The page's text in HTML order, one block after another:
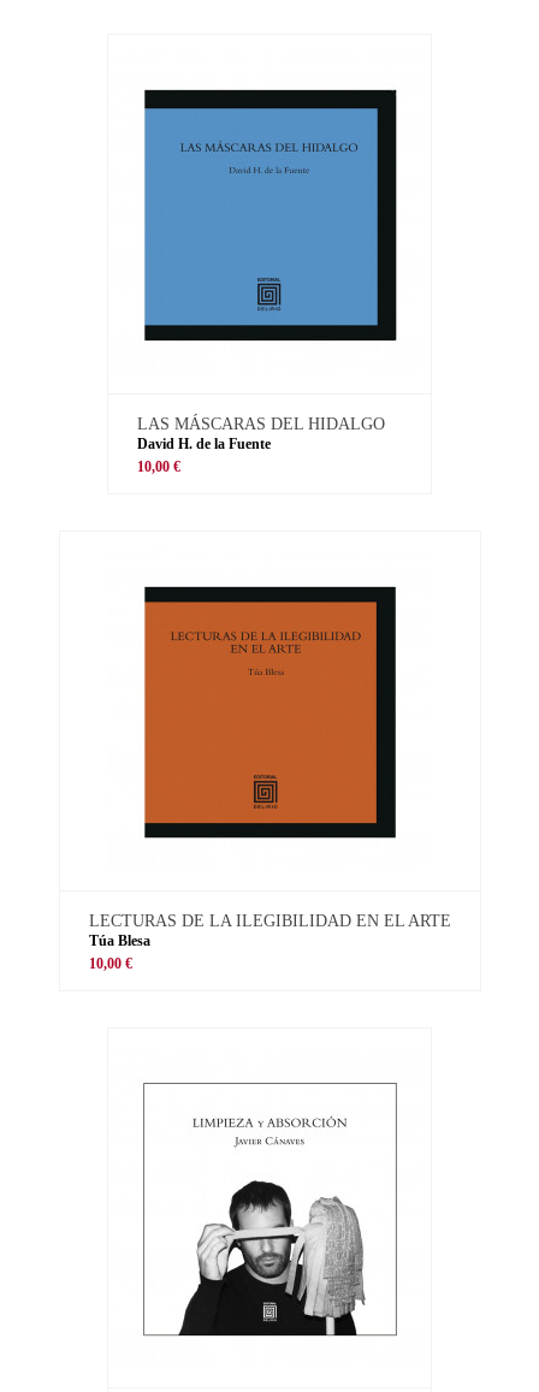
LAS MÁSCARAS DEL HIDALGO
David H. de la Fuente
10,00 €
LECTURAS DE LA ILEGIBILIDAD EN EL ARTE
Túa Blesa
10,00 €